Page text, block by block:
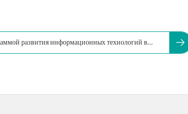
развития информационных технологий в